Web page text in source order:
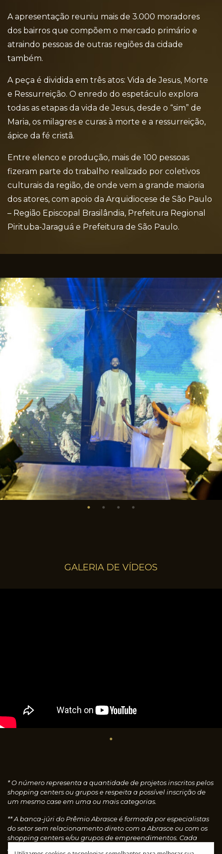
A apresentação reuniu mais de 3.000 moradores
dos bairros que compõem o mercado primário e
atraindo pessoas de outras regiões da cidade
também.
A peça é dividida em três atos: Vida de Jesus, Morte
e Ressurreição. O enredo do espetáculo explora
todas as etapas da vida de Jesus, desde o “sim” de
Maria, os milagres e curas à morte e a ressurreição,
ápice da fé cristã.
Entre elenco e produção, mais de 100 pessoas
fizeram parte do trabalho realizado por coletivos
culturais da região, de onde vem a grande maioria
dos atores, com apoio da Arquidiocese de São Paulo
– Região Episcopal Brasilândia, Prefeitura Regional
Pirituba-Jaraguá e Prefeitura de São Paulo.
GALERIA DE VÍDEOS
* O número representa a quantidade de projetos inscritos pelos
shopping centers ou grupos e respeita a possível inscrição de
um mesmo case em uma ou mais categorias.
** A banca-júri do Prêmio Abrasce é formada por especialistas
do setor sem relacionamento direto com a Abrasce ou com os
shopping centers e/ou grupos de empreendimentos. Cada